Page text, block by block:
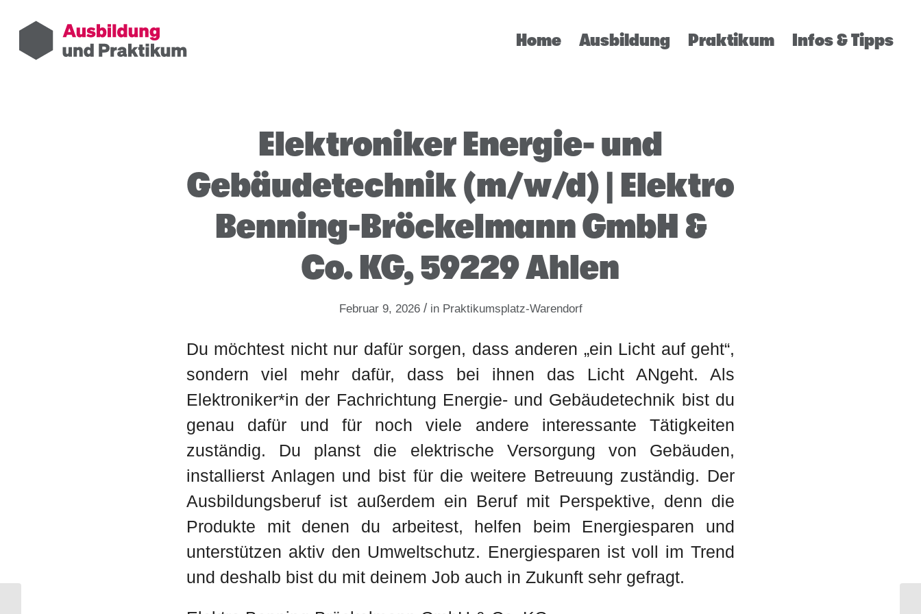
Home Ausbildung Praktikum Infos & Tipps
Elektroniker Energie- und
Gebäudetechnik (m/w/d) | Elektro
Benning-Bröckelmann GmbH &
Co. KG, 59229 Ahlen
Februar 9, 2026 / in Praktikumsplatz-Warendorf
Du möchtest nicht nur dafür sorgen, dass anderen „ein Licht auf geht“,
sondern viel mehr dafür, dass bei ihnen das Licht ANgeht. Als
Elektroniker*in der Fachrichtung Energie- und Gebäudetechnik bist du
genau dafür und für noch viele andere interessante Tätigkeiten
zuständig. Du planst die elektrische Versorgung von Gebäuden,
installierst Anlagen und bist für die weitere Betreuung zuständig. Der
Ausbildungsberuf ist außerdem ein Beruf mit Perspektive, denn die
Produkte mit denen du arbeitest, helfen beim Energiesparen und
unterstützen aktiv den Umweltschutz. Energiesparen ist voll im Trend
und deshalb bist du mit deinem Job auch in Zukunft sehr gefragt.